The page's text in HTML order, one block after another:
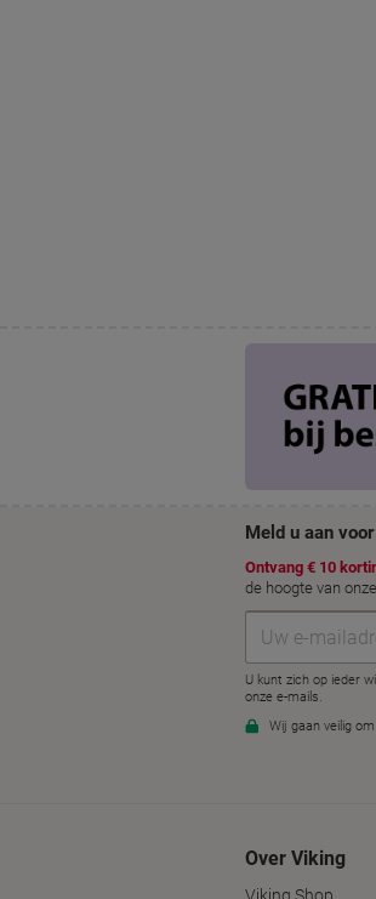
Over Viking